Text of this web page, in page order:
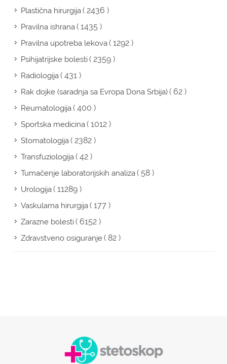
Plastična hirurgija( 2436 )
Pravilna ishrana( 1435 )
Pravilna upotreba lekova( 1292 )
Psihijatrijske bolesti( 2359 )
Radiologija( 431 )
Rak dojke (saradnja sa Evropa Dona Srbija)( 62 )
Reumatologija( 400 )
Sportska medicina( 1012 )
Stomatologija( 2382 )
Transfuziologija( 42 )
Tumačenje laboratorijskih analiza( 58 )
Urologija( 11289 )
Vaskularna hirurgija( 177 )
Zarazne bolesti( 6152 )
Zdravstveno osiguranje( 82 )